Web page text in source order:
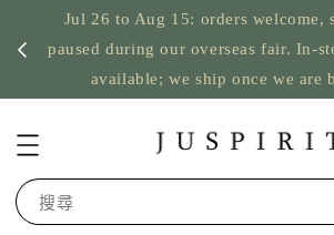
Jul 26 to Aug 15: orders welcome,
paused during our overseas fair. In-
available; we ship once we are
搜尋